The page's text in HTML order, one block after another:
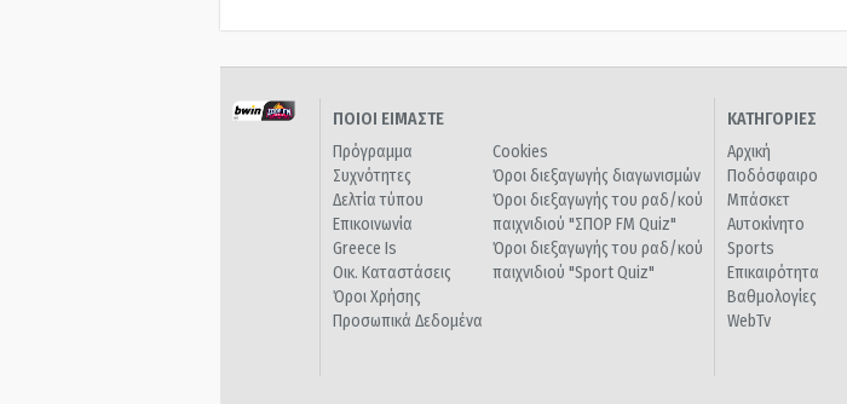
ΠΟΙΟΙ ΕΙΜΑΣΤΕ
Πρόγραμμα
Συχνότητες
Δελτία τύπου
Επικοινωνία
Greece Is
Οικ. Καταστάσεις
Όροι Χρήσης
Προσωπικά Δεδομένα
Cookies
Όροι διεξαγωγής διαγωνισμών
Όροι διεξαγωγής του ραδ/κού
παιχνιδιού "ΣΠΟΡ FM Quiz"
Όροι διεξαγωγής του ραδ/κού
παιχνιδιού "Sport Quiz"
ΚΑΤΗΓΟΡΙΕΣ
Αρχική
Ποδόσφαιρο
Μπάσκετ
Αυτοκίνητο
Sports
Επικαιρότητα
Βαθμολογίες
WebTv